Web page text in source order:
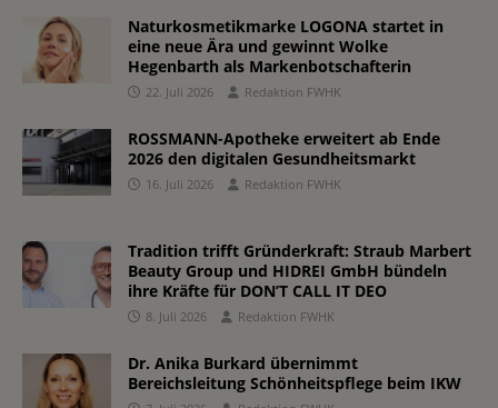
Naturkosmetikmarke LOGONA startet in
eine neue Ära und gewinnt Wolke
Hegenbarth als Markenbotschafterin
22. Juli 2026 Redaktion FWHK
ROSSMANN-Apotheke erweitert ab Ende
2026 den digitalen Gesundheitsmarkt
16. Juli 2026 Redaktion FWHK
Tradition trifft Gründerkraft: Straub Marbert
Beauty Group und HIDREI GmbH bündeln
ihre Kräfte für DON’T CALL IT DEO
8. Juli 2026 Redaktion FWHK
Dr. Anika Burkard übernimmt
Bereichsleitung Schönheitspflege beim IKW